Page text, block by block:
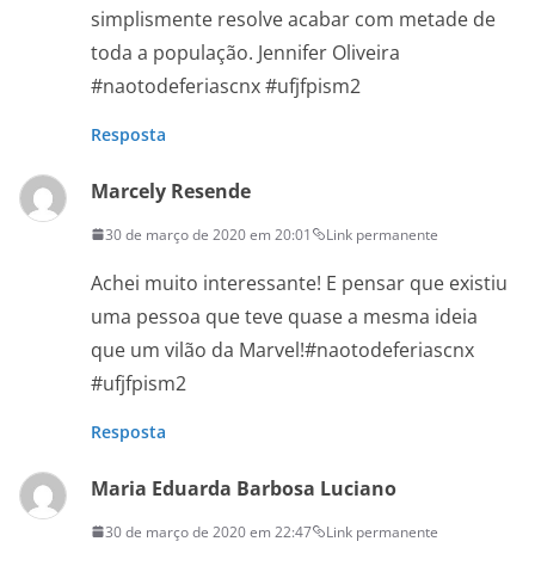
simplismente resolve acabar com metade de
toda a população. Jennifer Oliveira
#naotodeferiascnx #ufjfpism2
Resposta
Marcely Resende
30 de março de 2020 em 20:01 Link permanente
Achei muito interessante! E pensar que existiu
uma pessoa que teve quase a mesma ideia
que um vilão da Marvel!#naotodeferiascnx
#ufjfpism2
Resposta
Maria Eduarda Barbosa Luciano
30 de março de 2020 em 22:47 Link permanente